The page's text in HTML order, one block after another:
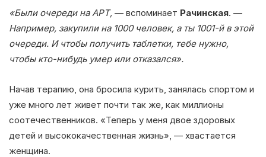
«Были очереди на АРТ, — вспоминает Рачинская. —
Например, закупили на 1000 человек, а ты 1001-й в этой
очереди. И чтобы получить таблетки, тебе нужно,
чтобы кто-нибудь умер или отказался».
Начав терапию, она бросила курить, занялась спортом и
уже много лет живет почти так же, как миллионы
соотечественников. «Теперь у меня двое здоровых
детей и высококачественная жизнь», — хвастается
женщина.